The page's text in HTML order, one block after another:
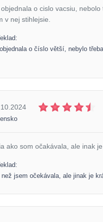
o cislo vacsiu,
v nej stihlejsie.
o číslo větší, nebylo
ako som očakávala, ale inak
jsem očekávala, ale jinak je